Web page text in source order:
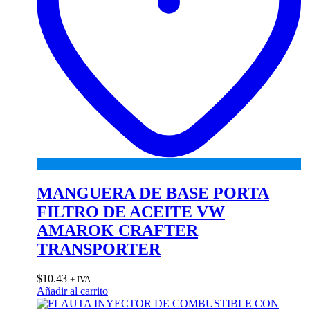
MANGUERA DE BASE PORTA
FILTRO DE ACEITE VW
AMAROK CRAFTER
TRANSPORTER
$10.43 + IVA
Añadir al carrito